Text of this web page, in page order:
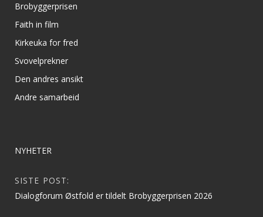
Brobyggerprisen
Faith in film
Kirkeuka for fred
Svovelprekner
Den andres ansikt
Andre samarbeid
NYHETER
SISTE POST:
Dialogforum Østfold er tildelt Brobyggerprisen 2026